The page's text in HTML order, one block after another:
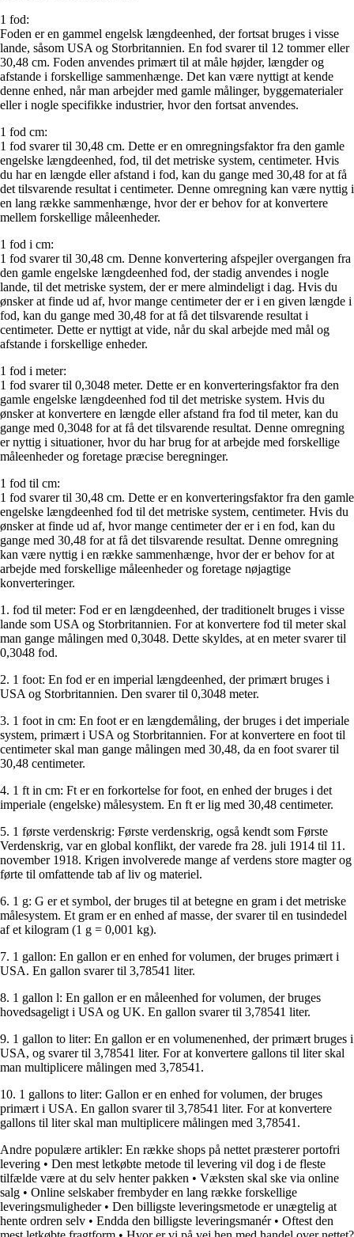
1 fod:
Foden er en gammel engelsk længdeenhed, der fortsat bruges i visse
lande, såsom USA og Storbritannien. En fod svarer til 12 tommer eller
30,48 cm. Foden anvendes primært til at måle højder, længder og
afstande i forskellige sammenhænge. Det kan være nyttigt at kende
denne enhed, når man arbejder med gamle målinger, byggematerialer
eller i nogle specifikke industrier, hvor den fortsat anvendes.
1 fod cm:
1 fod svarer til 30,48 cm. Dette er en omregningsfaktor fra den gamle
engelske længdeenhed, fod, til det metriske system, centimeter. Hvis
du har en længde eller afstand i fod, kan du gange med 30,48 for at få
det tilsvarende resultat i centimeter. Denne omregning kan være nyttig i
en lang række sammenhænge, hvor der er behov for at konvertere
mellem forskellige måleenheder.
1 fod i cm:
1 fod svarer til 30,48 cm. Denne konvertering afspejler overgangen fra
den gamle engelske længdeenhed fod, der stadig anvendes i nogle
lande, til det metriske system, der er mere almindeligt i dag. Hvis du
ønsker at finde ud af, hvor mange centimeter der er i en given længde i
fod, kan du gange med 30,48 for at få det tilsvarende resultat i
centimeter. Dette er nyttigt at vide, når du skal arbejde med mål og
afstande i forskellige enheder.
1 fod i meter:
1 fod svarer til 0,3048 meter. Dette er en konverteringsfaktor fra den
gamle engelske længdeenhed fod til det metriske system. Hvis du
ønsker at konvertere en længde eller afstand fra fod til meter, kan du
gange med 0,3048 for at få det tilsvarende resultat. Denne omregning
er nyttig i situationer, hvor du har brug for at arbejde med forskellige
måleenheder og foretage præcise beregninger.
1 fod til cm:
1 fod svarer til 30,48 cm. Dette er en konverteringsfaktor fra den gamle
engelske længdeenhed fod til det metriske system, centimeter. Hvis du
ønsker at finde ud af, hvor mange centimeter der er i en fod, kan du
gange med 30,48 for at få det tilsvarende resultat. Denne omregning
kan være nyttig i en række sammenhænge, hvor der er behov for at
arbejde med forskellige måleenheder og foretage nøjagtige
konverteringer.
1. fod til meter: Fod er en længdeenhed, der traditionelt bruges i visse
lande som USA og Storbritannien. For at konvertere fod til meter skal
man gange målingen med 0,3048. Dette skyldes, at en meter svarer til
0,3048 fod.
2. 1 foot: En fod er en imperial længdeenhed, der primært bruges i
USA og Storbritannien. Den svarer til 0,3048 meter.
3. 1 foot in cm: En foot er en længdemåling, der bruges i det imperiale
system, primært i USA og Storbritannien. For at konvertere en foot til
centimeter skal man gange målingen med 30,48, da en foot svarer til
30,48 centimeter.
4. 1 ft in cm: Ft er en forkortelse for foot, en enhed der bruges i det
imperiale (engelske) målesystem. En ft er lig med 30,48 centimeter.
5. 1 første verdenskrig: Første verdenskrig, også kendt som Første
Verdenskrig, var en global konflikt, der varede fra 28. juli 1914 til 11.
november 1918. Krigen involverede mange af verdens store magter og
førte til omfattende tab af liv og materiel.
6. 1 g: G er et symbol, der bruges til at betegne en gram i det metriske
målesystem. Et gram er en enhed af masse, der svarer til en tusindedel
af et kilogram (1 g = 0,001 kg).
7. 1 gallon: En gallon er en enhed for volumen, der bruges primært i
USA. En gallon svarer til 3,78541 liter.
8. 1 gallon l: En gallon er en måleenhed for volumen, der bruges
hovedsageligt i USA og UK. En gallon svarer til 3,78541 liter.
9. 1 gallon to liter: En gallon er en volumenenhed, der primært bruges i
USA, og svarer til 3,78541 liter. For at konvertere gallons til liter skal
man multiplicere målingen med 3,78541.
10. 1 gallons to liter: Gallon er en enhed for volumen, der bruges
primært i USA. En gallon svarer til 3,78541 liter. For at konvertere
gallons til liter skal man multiplicere målingen med 3,78541.
Andre populære artikler: En række shops på nettet præsterer portofri
levering • Den mest letkøbte metode til levering vil dog i de fleste
tilfælde være at du selv henter pakken • Væksten skal ske via online
salg • Online selskaber frembyder en lang række forskellige
leveringsmuligheder• Den billigste leveringsmetode er unægtelig at
hente ordren selv • Endda den billigste leveringsmanér• Oftest den